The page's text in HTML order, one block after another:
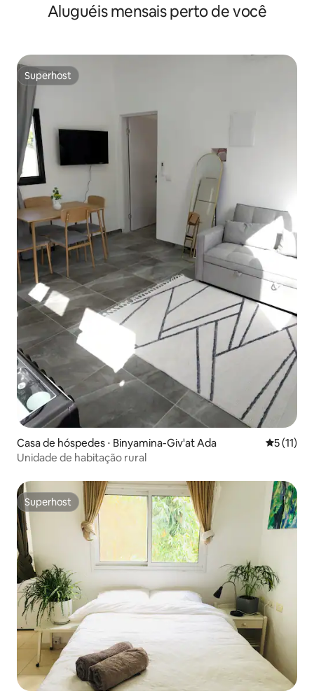
Aluguéis mensais perto de você
Superhost
Superhost
Casa de hóspedes ⋅ Binyamina-Giv'at Ada 5 de uma
5 (11)
Unidade de habitação rural
Superhost
Superhost